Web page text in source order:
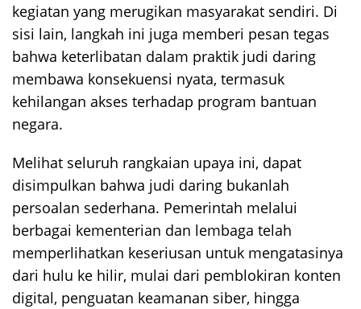
kegiatan yang merugikan masyarakat sendiri. Di
sisi lain, langkah ini juga memberi pesan tegas
bahwa keterlibatan dalam praktik judi daring
membawa konsekuensi nyata, termasuk
kehilangan akses terhadap program bantuan
negara.
Melihat seluruh rangkaian upaya ini, dapat
disimpulkan bahwa judi daring bukanlah
persoalan sederhana. Pemerintah melalui
berbagai kementerian dan lembaga telah
memperlihatkan keseriusan untuk mengatasinya
dari hulu ke hilir, mulai dari pemblokiran konten
digital, penguatan keamanan siber, hingga